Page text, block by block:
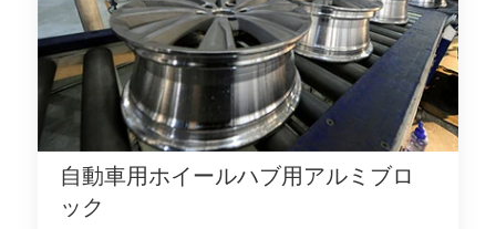
自動車用ホイールハブ用アルミブロ
ック